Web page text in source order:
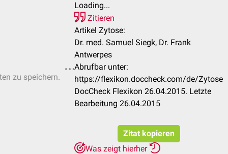
zu speichern.
Loading...
Zitieren
Artikel Zytose:
Dr. med. Samuel Siegk, Dr. Frank
Antwerpes
Abrufbar unter:
https://flexikon.doccheck.com/de/Zytose
DocCheck Flexikon 26.04.2015. Letzte
Bearbeitung 26.04.2015
Zitat kopieren
Was zeigt hierher